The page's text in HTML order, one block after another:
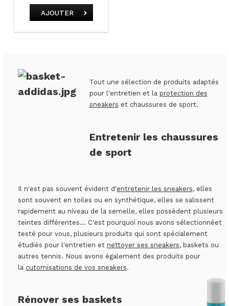
AJOUTER
Tout une sélection de produits adaptés
pour l'entretien et la protection des
sneakers et chaussures de sport.
Entretenir les chaussures
de sport
Il n'est pas souvent évident d'entretenir les sneakers, elles
sont souvent en toiles ou en synthétique, elles se salissent
rapidement au niveau de la semelle, elles possèdent plusieurs
teintes différentes... C'est pourquoi nous avons sélectionnéet
testé pour vous, plusieurs produits qui sont spécialement
étudiés pour l'entretien et nettoyer ses sneakers, baskets ou
autres tennis. Nous avons également des produits pour
la cutomisations de vos sneakers.
Rénover ses baskets